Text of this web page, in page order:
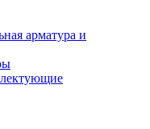
арматура и